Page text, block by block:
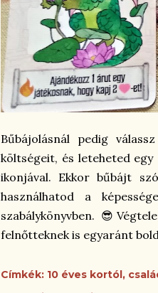
Bűbájolásnál pedig
költségeit, és leteheted
ikonjával. Ekkor bűbájt
használhatod a
szabálykönyvben.
felnőtteknek is egyaránt
Címkék: 10 éves kortól